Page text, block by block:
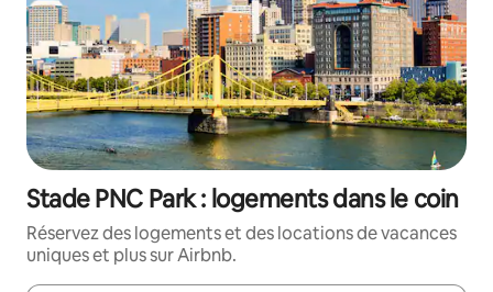
Stade PNC Park : logements dans le coin
Réservez des logements et des locations de vacances
uniques et plus sur Airbnb.